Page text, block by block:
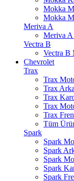
Mokka
Mokka
Meriva A
Meriva A
Vectra B
Vectra B
Chevrolet
Trax
Trax
Trax
Trax
Trax
Trax
Tüm
Spark
Spark
Spark
Spark
Spark
Spark